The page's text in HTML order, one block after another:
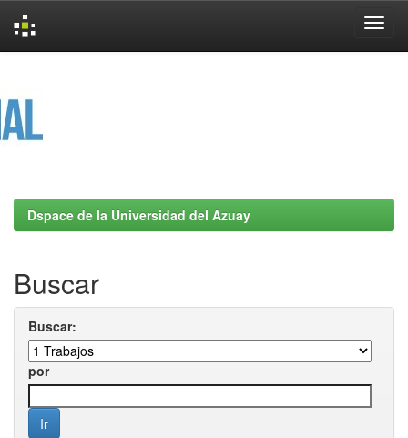
Dspace de la Universidad del Azuay
Buscar
Buscar:
por